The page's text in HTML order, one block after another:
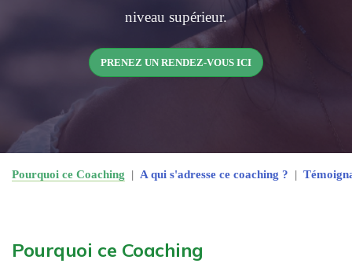
niveau supérieur.
PRENEZ UN RENDEZ-VOUS ICI
Pourquoi ce Coaching | A qui s'adresse ce coaching ? |
Pourquoi ce Coaching